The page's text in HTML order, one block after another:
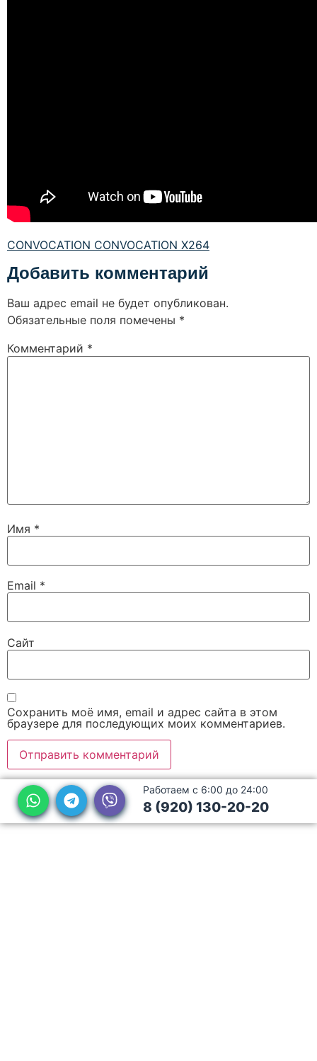
CONVOCATION CONVOCATION X264
Добавить комментарий
Ваш адрес email не будет опубликован.
Обязательные поля помечены *
Комментарий *
Имя *
Email *
Сайт
Сохранить моё имя, email и адрес сайта в этом
браузере для последующих моих комментариев.
Работаем с 6:00 до 24:00
8 (920) 130-20-20